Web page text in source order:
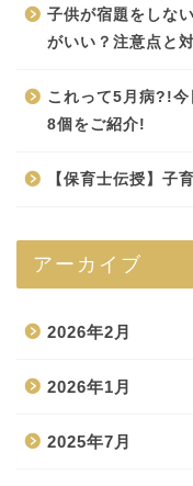
子供が宿題をしな
がいい？注意点と
これって5月病?!今
8個をご紹介!
【保育士伝授】子
アーカイブ
2026年2月
2026年1月
2025年7月